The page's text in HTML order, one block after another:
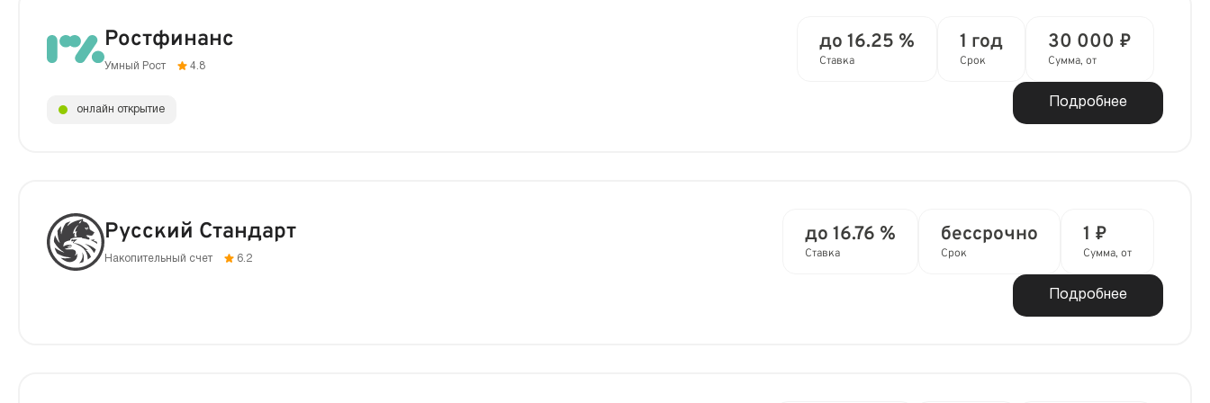
Ростфинанс
Умный Рост 4.8
до 16.25 %
Ставка
1 год
Срок
30 000 ₽
Сумма, от
Подробнее
онлайн открытие
Русский Стандарт
Накопительный счет 6.2
до 16.76 %
Ставка
бессрочно
Срок
1 ₽
Сумма, от
Подробнее